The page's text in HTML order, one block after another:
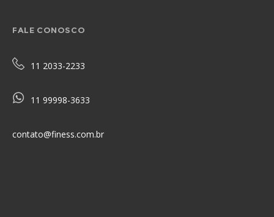
FALE CONOSCO
11 2033-2233
11 99998-3633
contato@finess.com.br